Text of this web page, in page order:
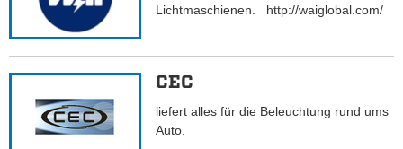
Lichtmaschienen. http://waiglobal.com/
CEC
liefert alles für die Beleuchtung rund ums
Auto.